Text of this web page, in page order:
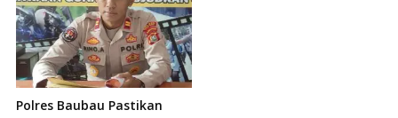
Polres Baubau Pastikan